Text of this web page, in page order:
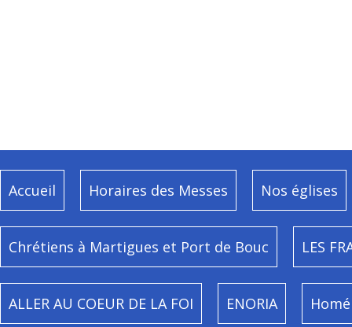
Accueil Horaires des Messes Nos églises
Chrétiens à Martigues et Port de Bouc LES
ALLER AU COEUR DE LA FOI ENORIA